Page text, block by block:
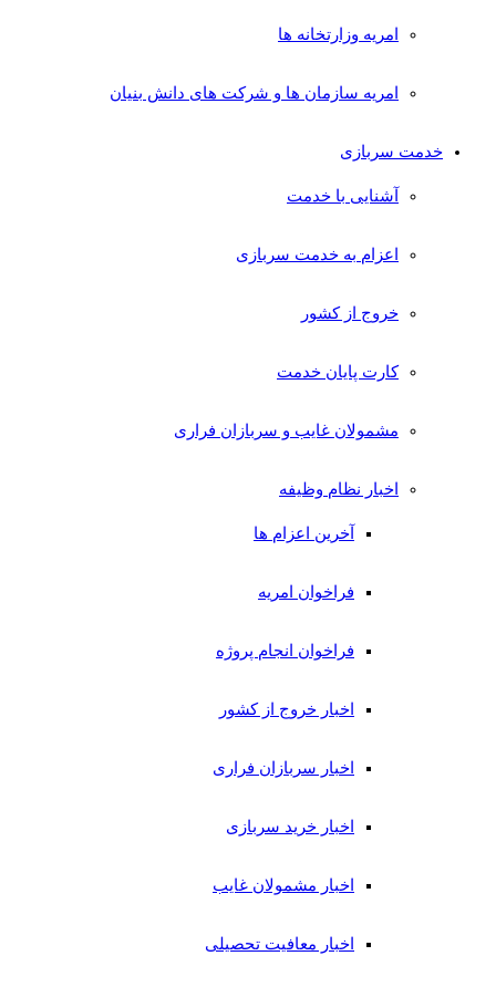
امریه وزارتخانه ها
امریه سازمان ها و شرکت های دانش بنیان
خدمت سربازی
آشنایی با خدمت
اعزام به خدمت سربازی
خروج از کشور
کارت پایان خدمت
مشمولان غایب و سربازان فراری
اخبار نظام وظیفه
آخرین اعزام ها
فراخوان امریه
فراخوان انجام پروژه
اخبار خروج از کشور
اخبار سربازان فراری
اخبار خرید سربازی
اخبار مشمولان غایب
اخبار معافیت تحصیلی